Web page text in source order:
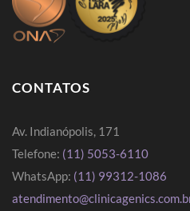
CONTATOS
Av. Indianópolis, 171
Telefone: (11) 5053-6110
WhatsApp: (11) 99312-1086